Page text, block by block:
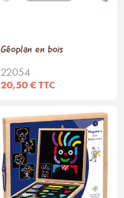
Géoplan en bois
22054
20,50 € TTC